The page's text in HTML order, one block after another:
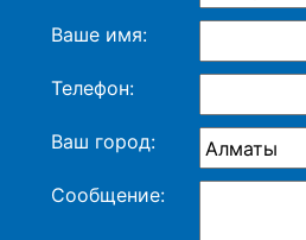
Ваше имя:
Телефон:
Ваш город:
Сообщение: